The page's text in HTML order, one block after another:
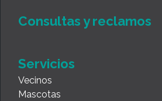
Consultas y reclamos
Servicios
Vecinos
Mascotas